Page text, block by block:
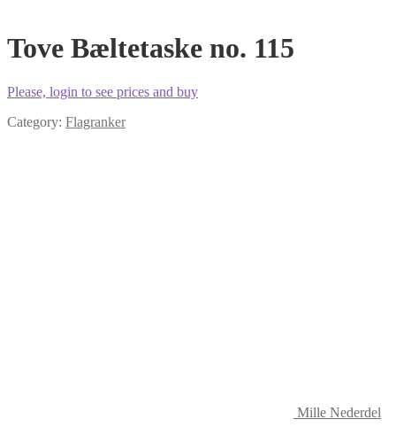
Tove Bæltetaske no. 115
Please, login to see prices and buy
Category: Flagranker
Mille Nederdel